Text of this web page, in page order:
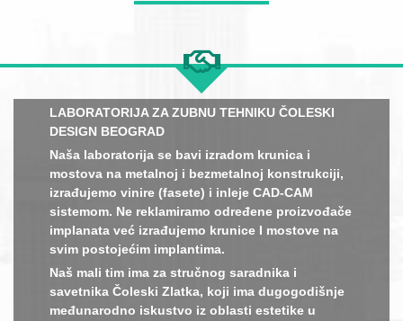
LABORATORIJA ZA ZUBNU TEHNIKU ČOLESKI
DESIGN BEOGRAD
Naša laboratorija se bavi izradom krunica i
mostova na metalnoj i bezmetalnoj konstrukciji,
izrađujemo vinire (fasete) i inleje CAD-CAM
sistemom. Ne reklamiramo određene proizvođače
implanata već izrađujemo krunice I mostove na
svim postojećim implantima.
Naš mali tim ima za stručnog saradnika i
savetnika Čoleski Zlatka, koji ima dugogodišnje
međunarodno iskustvo iz oblasti estetike u